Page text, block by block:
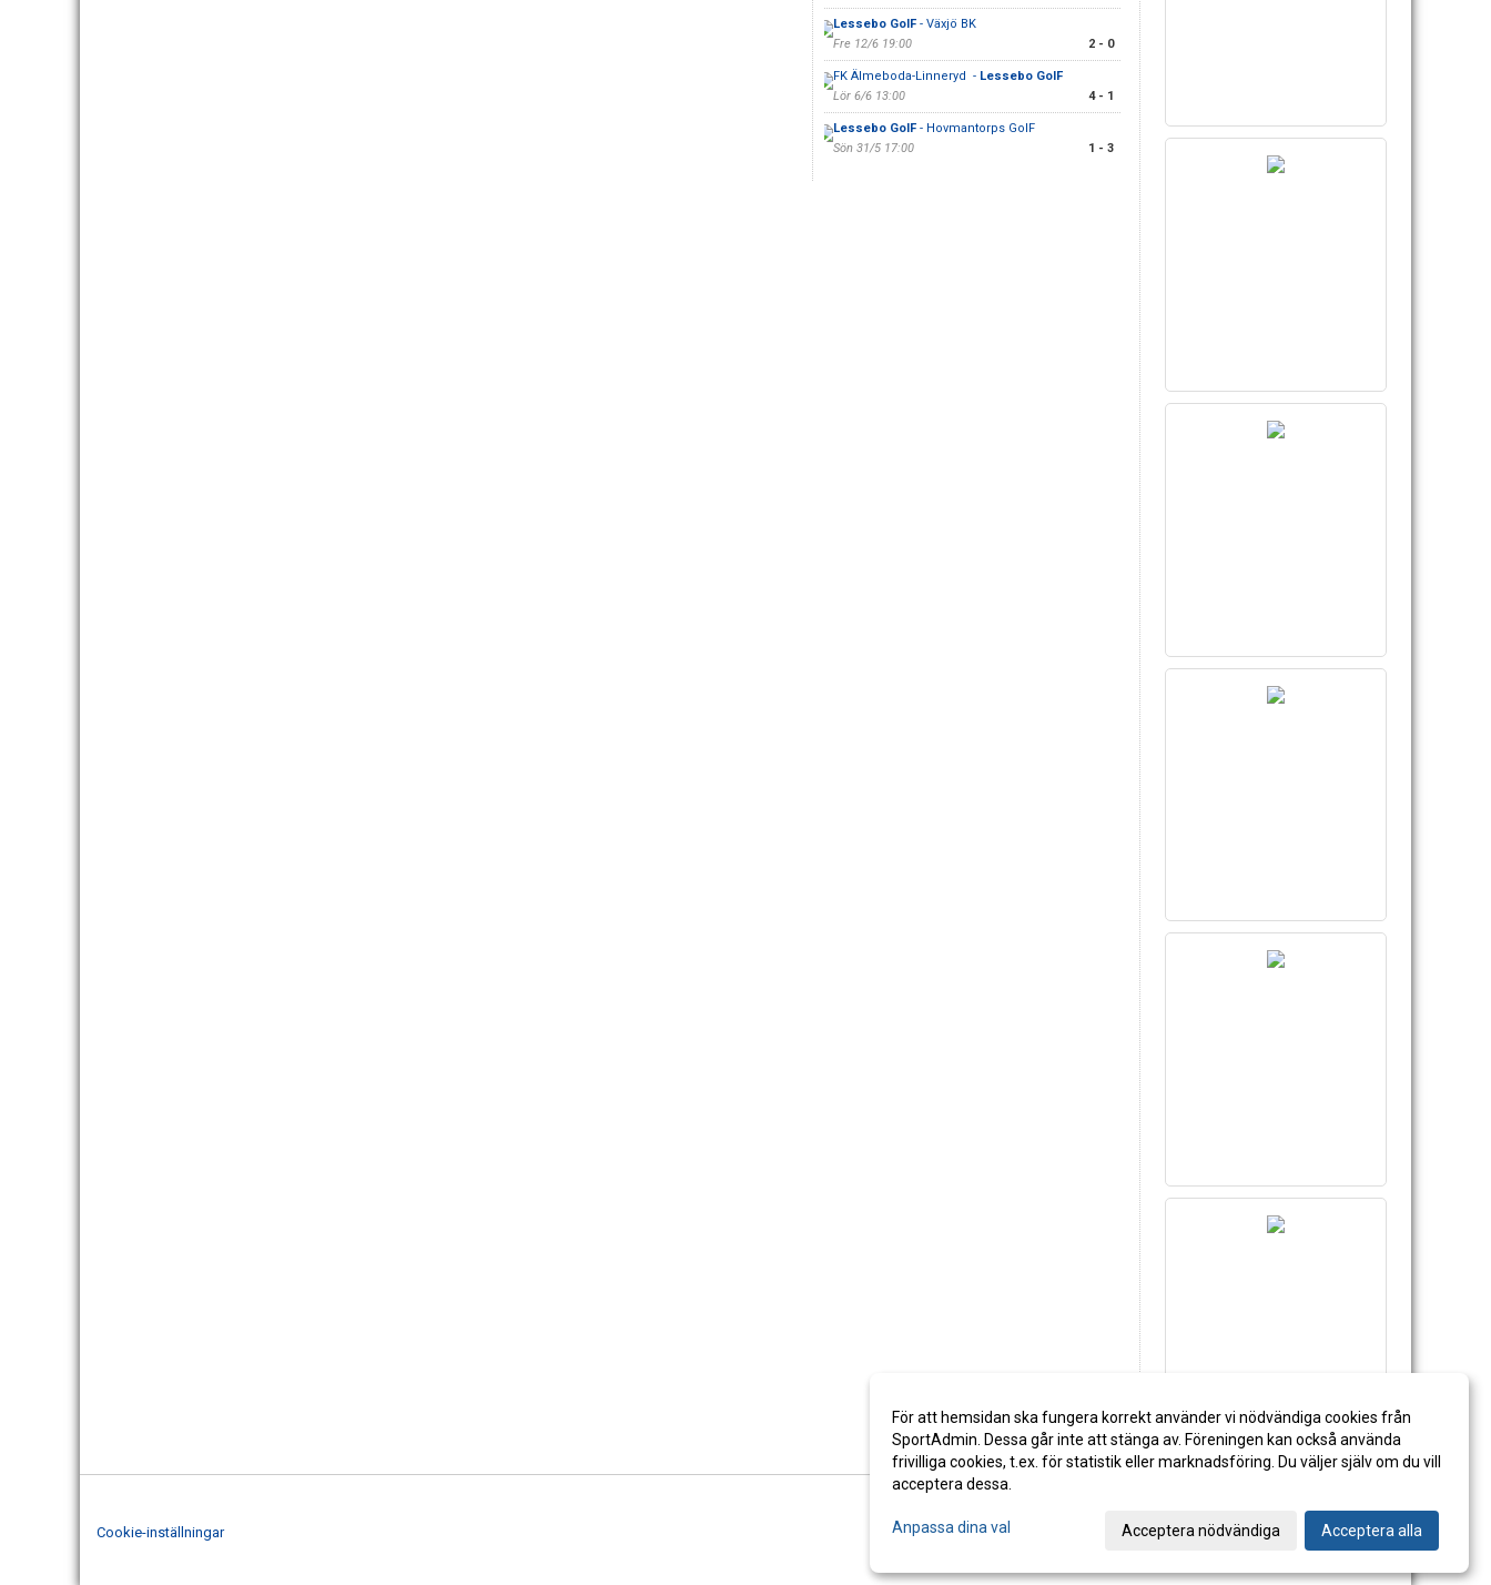
Lessebo GoIF- Växjö BK
Fre 12/6 19:00
2 - 0
FK Älmeboda-Linneryd - Lessebo GoIF
Lör 6/6 13:00
4 - 1
Lessebo GoIF- Hovmantorps GoIF
Sön 31/5 17:00
1 - 3
Cookie-inställningar
För att hemsidan ska fungera korrekt använder vi nödvändiga cookies från
SportAdmin. Dessa går inte att stänga av. Föreningen kan också använda
frivilliga cookies, t.ex. för statistik eller marknadsföring. Du väljer själv om du vill
acceptera dessa.
Anpassa dina val Acceptera nödvändiga Acceptera alla